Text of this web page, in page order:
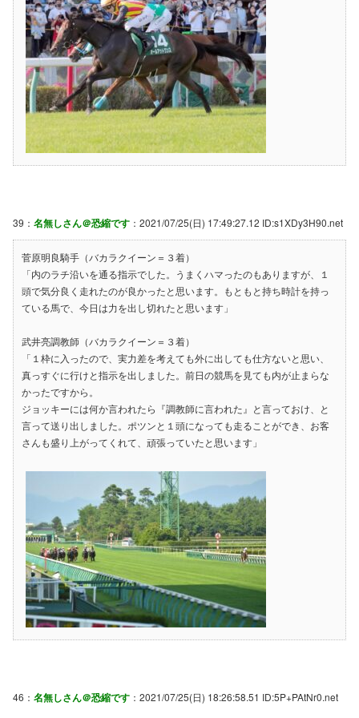
39： 名無しさん＠恐縮です ：2021/07/25(日) 17:49:27.12 ID:s1XDy3H90.net
菅原明良騎手（バカラクイーン＝３着）
「内のラチ沿いを通る指示でした。うまくハマったのもありますが、１
頭で気分良く走れたのが良かったと思います。もともと持ち時計を持っ
ている馬で、今日は力を出し切れたと思います」
武井亮調教師（バカラクイーン＝３着）
「１枠に入ったので、実力差を考えても外に出しても仕方ないと思い、
真っすぐに行けと指示を出しました。前日の競馬を見ても内が止まらな
かったですから。
ジョッキーには何か言われたら『調教師に言われた』と言っておけ、と
言って送り出しました。ポツンと１頭になっても走ることができ、お客
さんも盛り上がってくれて、頑張っていたと思います」
46： 名無しさん＠恐縮です ：2021/07/25(日) 18:26:58.51 ID:5P+PAtNr0.net